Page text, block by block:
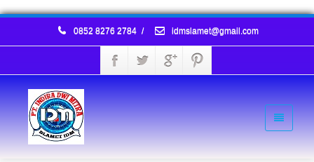
0852 8276 2784 / idmslamet@gmail.com